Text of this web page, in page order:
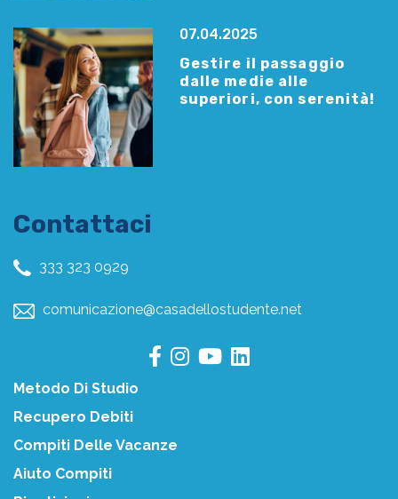
07.04.2025
Gestire il passaggio
dalle medie alle
superiori, con serenità!
Contattaci
333 323 0929
comunicazione@casadellostudente.net
Metodo Di Studio
Recupero Debiti
Compiti Delle Vacanze
Aiuto Compiti